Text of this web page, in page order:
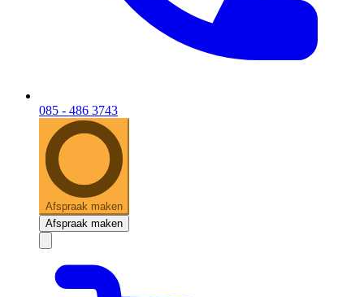
085 - 486 3743
Afspraak maken
Afspraak maken